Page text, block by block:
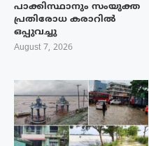
പാക്കിസ്ഥാനും സംയുക്ത
പ്രതിരോധ കരാറിൽ
ഒപ്പുവച്ചു
August 7, 2026